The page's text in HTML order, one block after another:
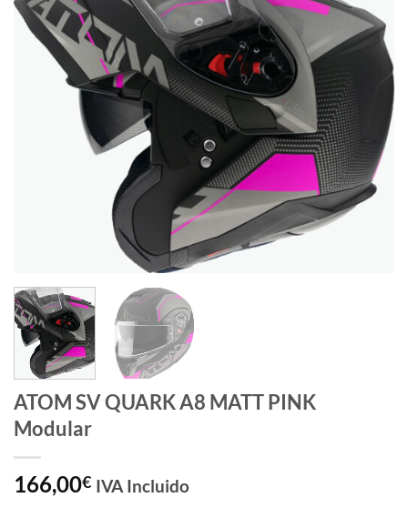
lista
de
deseos
ATOM SV QUARK A8 MATT PINK
Modular
166,00€ IVA Incluido